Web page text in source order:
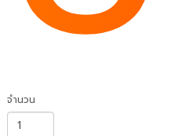
จำนวน